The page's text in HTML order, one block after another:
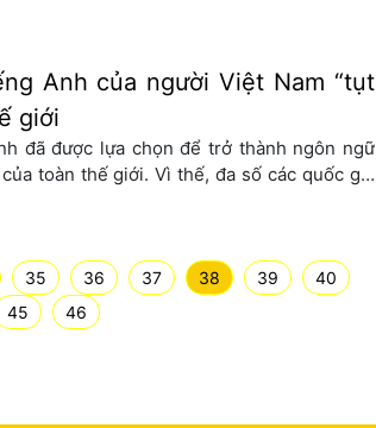
Anh của người Việt Nam “tụt
giới
đã được lựa chọn để trở thành ngôn ngữ
toàn thế giới. Vì thế, đa số các quốc gia
35 36 37 38 39
40
45 46